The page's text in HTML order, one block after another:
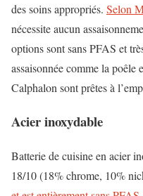
des soins appropriés. Selon
nécessite aucun
options sont sans PFAS et
assaisonnée comme la poêle
Calphalon sont prêtes à
Acier inoxydable
Batterie de cuisine en acier
18/10 (18% chrome, 10%